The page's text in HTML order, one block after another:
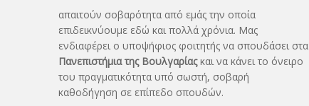
απαιτούν σοβαρότητα από εμάς την οποία
επιδεικνύουμε εδώ και πολλά χρόνια. Μας
ενδιαφέρει ο υποψήφιος φοιτητής να σπουδάσει στα
Πανεπιστήμια της Βουλγαρίαςκαι να κάνει το όνειρo
του πραγματικότητα υπό σωστή, σοβαρή
καθοδήγηση σε επίπεδο σπουδών.